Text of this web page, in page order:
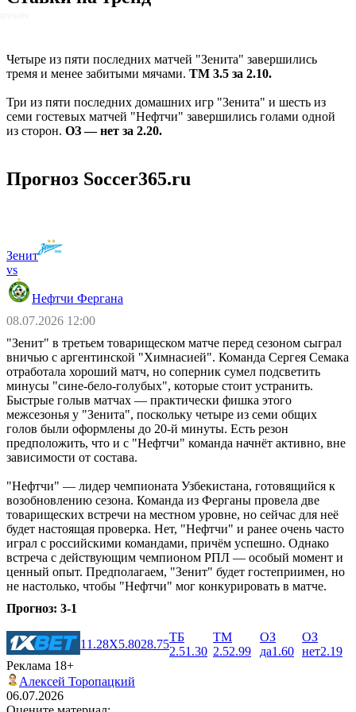
Четыре из пяти последних матчей "Зенита" завершились
тремя и менее забитыми мячами. ТМ 3.5 за 2.10.
Три из пяти последних домашних игр "Зенита" и шесть из
семи гостевых матчей "Нефтчи" завершились голами одной
из сторон. ОЗ ― нет за 2.20.
Прогноз Soccer365.ru
Зенит
vs
Нефтчи Фергана
08.07.2026 12:00
"Зенит" в третьем товарищеском матче перед сезоном сыграл
вничью с аргентинской "Химнасией". Команда Сергея Семака
отработала хороший матч, но соперник сумел подсветить
минусы "сине-бело-голубых", которые стоит устранить.
Быстрые голыв матчах ― практически фишка этого
межсезонья у "Зенита", поскольку четыре из семи общих
голов были оформлены до 20-й минуты. Есть резон
предположить, что и с "Нефтчи" команда начнёт активно, вне
зависимости от состава.
"Нефтчи" ― лидер чемпионата Узбекистана, готовящийся к
возобновлению сезона. Команда из Ферганы провела две
товарищеских встречи на местном уровне, но сейчас для неё
будет настоящая проверка. Нет, "Нефтчи" и ранее очень часто
играл с российскими командами, причём успешно. Однако
встреча с действующим чемпионом РПЛ ― особый момент и
ценный опыт. Предполагаем, "Зенит" будет гостеприимен, но
не настолько, чтобы "Нефтчи" мог конкурировать в матче.
Прогноз: 3-1
1 1.28X5.8028.75
ТБ
2.51.30
ТМ
2.52.99
ОЗ
да1.60
ОЗ
нет2.19
Реклама 18+
Алексей Торопацкий
06.07.2026